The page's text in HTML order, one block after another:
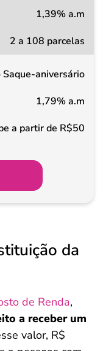
1,39% a.m
2 a 108 parcelas
Saque-aniversário
1,79% a.m
a partir de R$50
da
de Renda,
a receber um
valor, R$